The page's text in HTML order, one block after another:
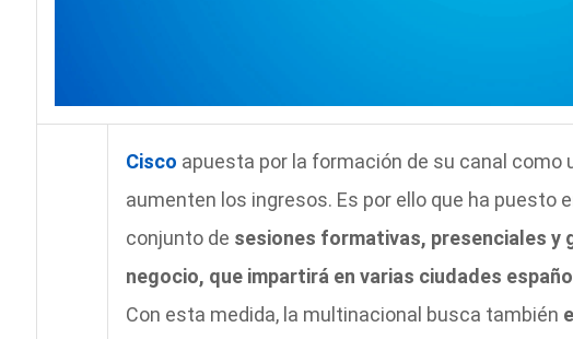
Cisco apuesta por la formación de su canal como
aumenten los ingresos. Es por ello que ha puesto
conjunto de sesiones formativas, presenciales
negocio, que impartirá en varias ciudades
Con esta medida, la multinacional busca también